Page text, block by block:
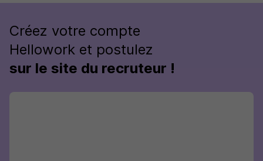
Créez votre compte
Hellowork et postulez
sur le site du recruteur !